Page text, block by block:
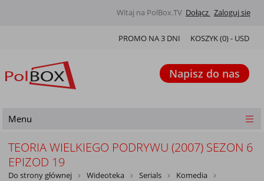
Witaj na PolBox.TV Dołącz Zaloguj się
KOSZYK (0) - USD
PROMO NA 3 DNI
Napisz do nas
Menu
TEORIA WIELKIEGO PODRYWU (2007) SEZON 6
EPIZOD 19
Do strony głównej Wideoteka Serials
Komedia